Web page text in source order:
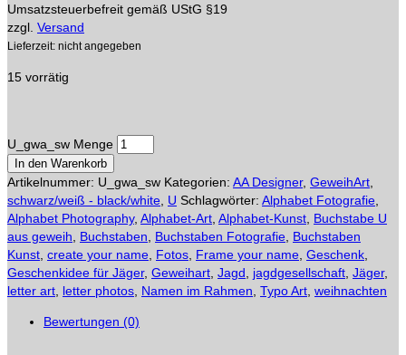
Umsatzsteuerbefreit gemäß UStG §19
zzgl. Versand
Lieferzeit: nicht angegeben
15 vorrätig
U_gwa_sw Menge
In den Warenkorb
Artikelnummer: U_gwa_sw Kategorien: AA Designer, GeweihArt
schwarz/weiß - black/white U Schlagwörter: Alphabet Fotografie
Alphabet Photography, Alphabet-Art Alphabet-Kunst Buchstabe U
aus geweih
Buchstaben Buchstaben Fotografie Buchstaben
Kunst create your name Fotos Frame your name Geschenk
Geschenkidee für Jäger, Geweihart Jagd jagdgesellschaft Jäger,
letter art letter photos Namen im Rahmen Typo Art weihnachten
Bewertungen (0)